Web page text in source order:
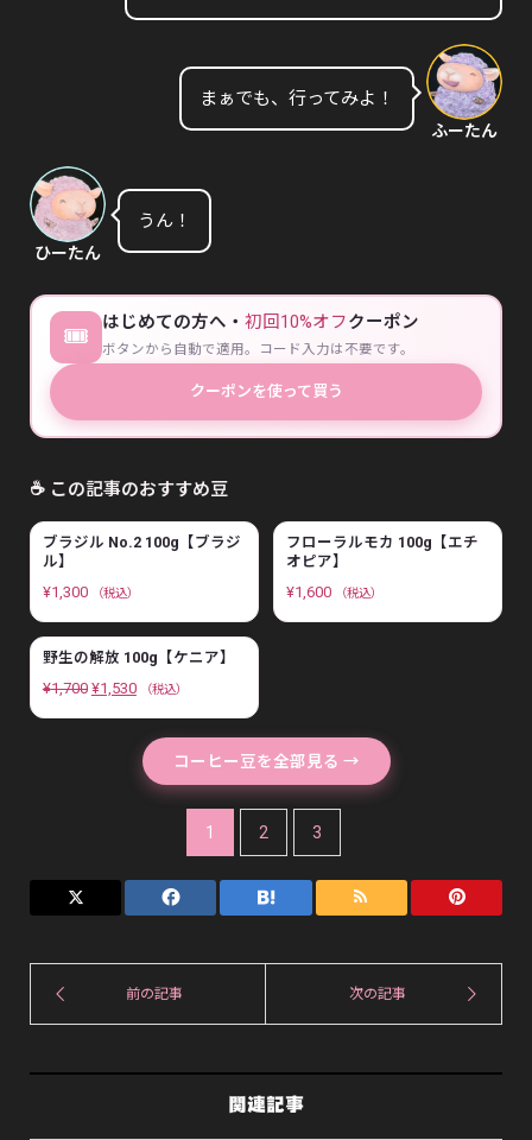
まぁでも、行ってみよ！
ふーたん
ひーたん
うん！
🎟 はじめての方へ・初回10%オフクーポン
ボタンから自動で適用。コード入力は不要です。
クーポンを使って買う
☕ この記事のおすすめ豆
ブラジル No.2 100g【ブラジ
ル】
¥1,300 （税込）
フローラルモカ 100g【エチ
オピア】
¥1,600 （税込）
野生の解放 100g【ケニア】
¥1,700 元
の
0
で
¥1,530現
在
の
価
5
3
0
（税込）
コーヒー豆を全部見る →
1 2 3
関連記事